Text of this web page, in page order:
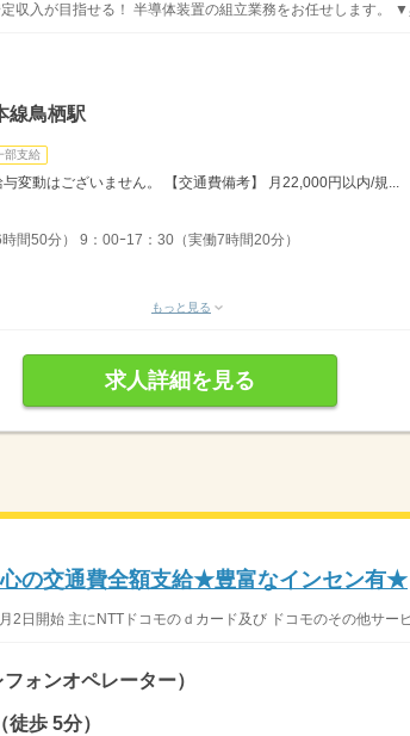
収入が目指せる！ 半導体装置の組立業務をお任せします。 ▼
線鳥栖駅
部支給
変動はございません。 【交通費備考】 月22,000円以内/規...
間50分） 9：00ｰ17：30（実働7時間20分）
もっと見る
求人詳細を見る
の交通費全額支給★豊富なインセン有★
2日開始 主にNTTドコモのｄカード及び ドコモのその他サー
ォンオペレーター）
歩 5分）